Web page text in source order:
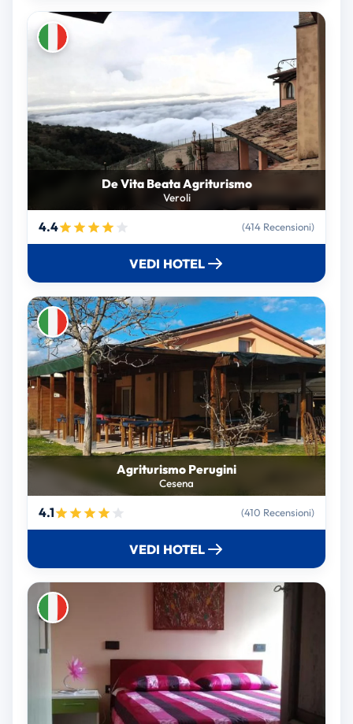
De Vita Beata Agriturismo
Veroli
4.4 (414 Recensioni)
VEDI HOTEL
Agriturismo Perugini
Cesena
4.1 (410 Recensioni)
VEDI HOTEL